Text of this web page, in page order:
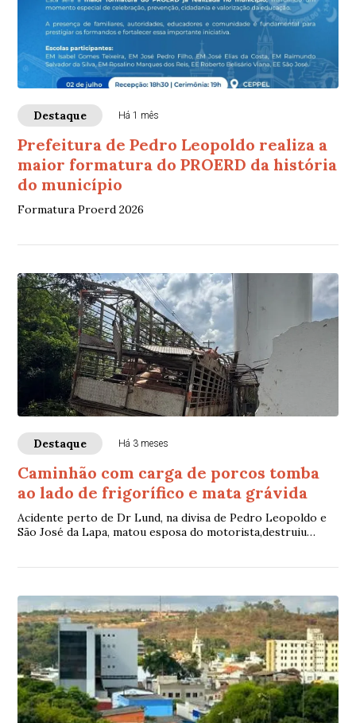
Destaque Há 1 mês
Prefeitura de Pedro Leopoldo realiza a
maior formatura do PROERD da história
do município
Formatura Proerd 2026
Destaque Há 3 meses
Caminhão com carga de porcos tomba
ao lado de frigorífico e mata grávida
Acidente perto de Dr Lund, na divisa de Pedro Leopoldo e
São José da Lapa, matou esposa do motorista,destruiu